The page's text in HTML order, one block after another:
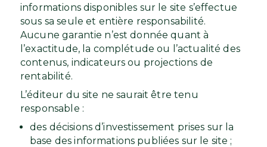
informations disponibles sur le site s’effectue
sous sa seule et entière responsabilité.
Aucune garantie n’est donnée quant à
l’exactitude, la complétude ou l’actualité des
contenus, indicateurs ou projections de
rentabilité.
L’éditeur du site ne saurait être tenu
responsable :
des décisions d’investissement prises sur la
base des informations publiées sur le site ;